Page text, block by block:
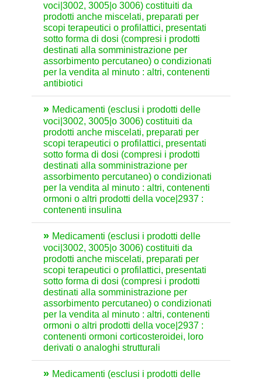
voci|3002, 3005|o 3006) costituiti da
prodotti anche miscelati, preparati per
scopi terapeutici o profilattici, presentati
sotto forma di dosi (compresi i prodotti
destinati alla somministrazione per
assorbimento percutaneo) o condizionati
per la vendita al minuto : altri, contenenti
antibiotici
Medicamenti (esclusi i prodotti delle
voci|3002, 3005|o 3006) costituiti da
prodotti anche miscelati, preparati per
scopi terapeutici o profilattici, presentati
sotto forma di dosi (compresi i prodotti
destinati alla somministrazione per
assorbimento percutaneo) o condizionati
per la vendita al minuto : altri, contenenti
ormoni o altri prodotti della voce|2937 :
contenenti insulina
Medicamenti (esclusi i prodotti delle
voci|3002, 3005|o 3006) costituiti da
prodotti anche miscelati, preparati per
scopi terapeutici o profilattici, presentati
sotto forma di dosi (compresi i prodotti
destinati alla somministrazione per
assorbimento percutaneo) o condizionati
per la vendita al minuto : altri, contenenti
ormoni o altri prodotti della voce|2937 :
contenenti ormoni corticosteroidei, loro
derivati o analoghi strutturali
Medicamenti (esclusi i prodotti delle